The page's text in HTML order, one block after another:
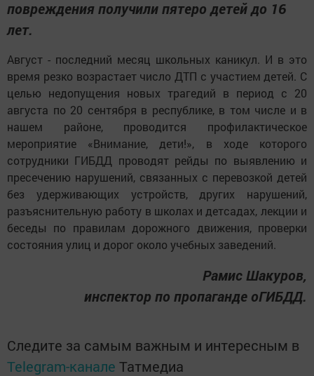
повреждения получили пятеро детей до 16
лет.
Август - последний месяц школьных каникул. И в это
время резко возрастает число ДТП с участием детей. С
целью недопущения новых трагедий в период с 20
августа по 20 сентября в республике, в том числе и в
нашем районе, проводится профилактическое
мероприятие «Внимание, дети!», в ходе которого
сотрудники ГИБДД проводят рейды по выявлению и
пресечению нарушений, связанных с перевозкой детей
без удерживающих устройств, других нарушений,
разъяснительную работу в школах и детсадах, лекции и
беседы по правилам дорожного движения, проверки
состояния улиц и дорог около учебных заведений.
Рамис Шакуров,
инспектор по пропаганде оГИБДД.
Следите за самым важным и интересным в
Telegram-канале Татмедиа